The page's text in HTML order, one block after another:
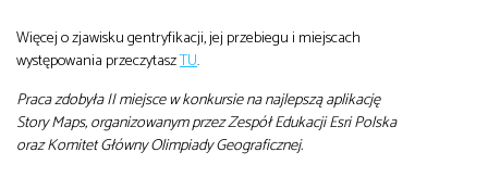
Więcej o zjawisku gentryfikacji, jej przebiegu i miejscach
występowania przeczytaszTU.
Praca zdobyła II miejsce w konkursie na najlepszą aplikację
Story Maps, organizowanym przez Zespół Edukacji Esri Polska
oraz Komitet Główny Olimpiady Geograficznej.